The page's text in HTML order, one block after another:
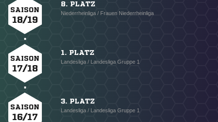
SAISON
18/19
8. PLATZ
Niederrheinliga / Frauen Niederrheinliga
SAISON
17/18
1. PLATZ
Landesliga / Landesliga Gruppe 1
SAISON
16/17
3. PLATZ
Landesliga / Landesliga Gruppe 1